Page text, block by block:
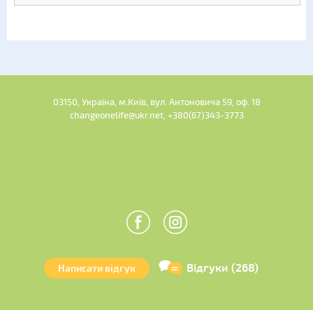
03150, Україна, м.Київ, вул. Антоновича 59, оф. 18
changeonelife@ukr.net, +380(67)343-3773
Написати відгук Відгуки (268)